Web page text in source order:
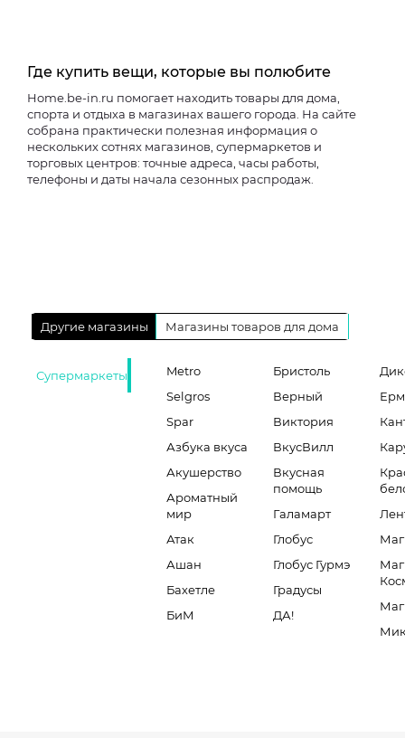
Где купить вещи, которые вы полюбите
Home.be-in.ru помогает находить товары для дома,
спорта и отдыха в магазинах вашего города. На сайте
собрана практически полезная информация о
нескольких сотнях магазинов, супермаркетов и
торговых центров: точные адреса, часы работы,
телефоны и даты начала сезонных распродаж.
Другие магазины Магазины товаров для дома
Супермаркеты
Metro
Selgros
Spar
Азбука вкуса
Акушерство
Ароматный
мир
Атак
Ашан
Бахетле
БиМ
Бристоль
Верный
Виктория
ВкусВилл
Вкусная
помощь
Галамарт
Глобус
Глобус Гурмэ
Градусы
ДА!